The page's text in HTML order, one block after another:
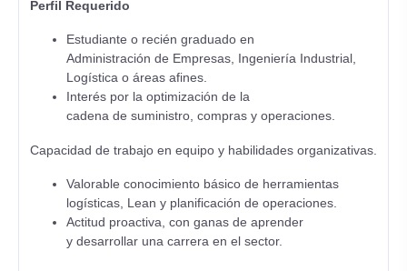
Perfil Requerido
Estudiante o recién graduado en
Administración de Empresas, Ingeniería Industrial,
Logística o áreas afines.
Interés por la optimización de la
cadena de suministro, compras y operaciones.
Capacidad de trabajo en equipo y habilidades organizativas.
Valorable conocimiento básico de herramientas
logísticas, Lean y planificación de operaciones.
Actitud proactiva, con ganas de aprender
y desarrollar una carrera en el sector.